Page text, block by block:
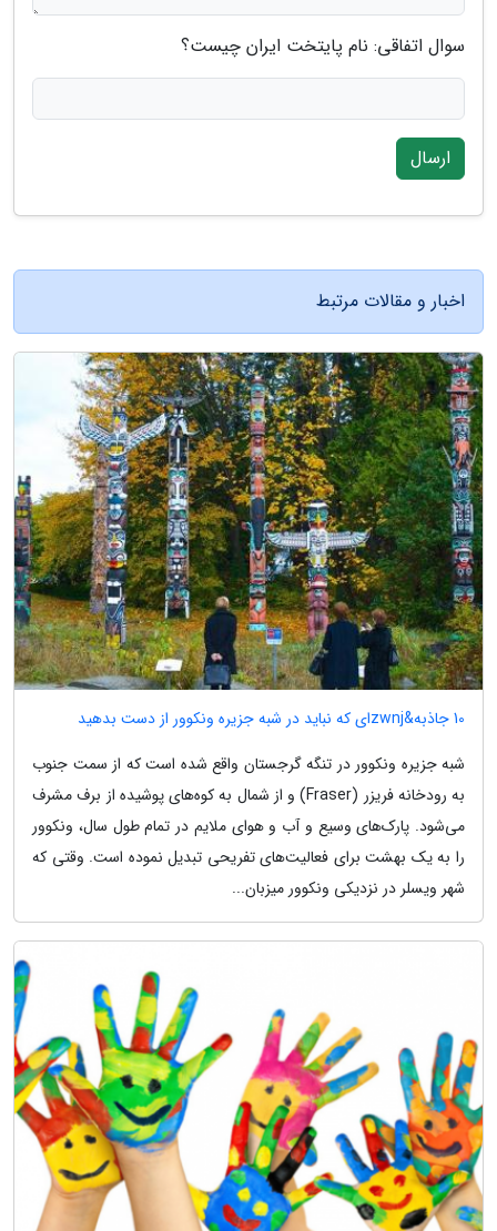
سوال اتفاقی: نام پایتخت ایران چیست؟
ارسال
اخبار و مقالات مرتبط
10 جاذبه&zwnjای که نباید در شبه جزیره ونکوور از دست بدهید
شبه جزیره ونکوور در تنگه گرجستان واقع شده است که از سمت جنوب
به رودخانه فریزر (Fraser) و از شمال به کوه‌های پوشیده از برف مشرف
می‌شود. پارک‌های وسیع و آب و هوای ملایم در تمام طول سال، ونکوور
را به یک بهشت برای فعالیت‌های تفریحی تبدیل نموده است. وقتی که
شهر ویسلر در نزدیکی ونکوور میزبان...